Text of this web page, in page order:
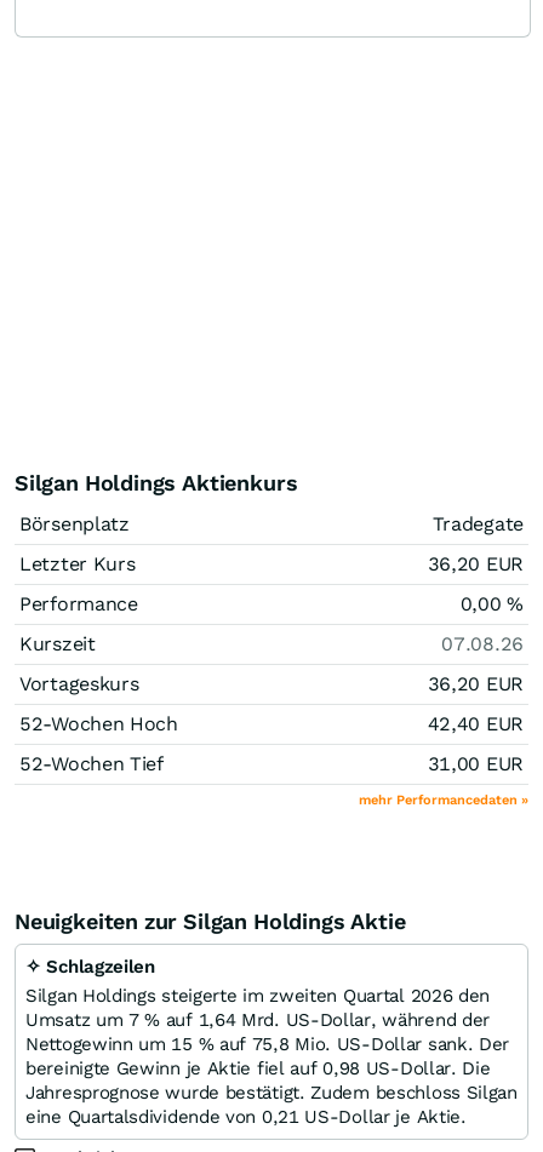
Silgan Holdings Aktienkurs
Börsenplatz
Tradegate
Letzter Kurs
36,20 EUR
Performance
0,00%
Kurszeit
07.08.26
Vortageskurs
36,20 EUR
52-Wochen Hoch
42,40 EUR
52-Wochen Tief
31,00 EUR
mehr Performancedaten »
Neuigkeiten zur Silgan Holdings Aktie
✧ Schlagzeilen
Silgan Holdings steigerte im zweiten Quartal 2026 den
Umsatz um 7 % auf 1,64 Mrd. US-Dollar, während der
Nettogewinn um 15 % auf 75,8 Mio. US-Dollar sank. Der
bereinigte Gewinn je Aktie fiel auf 0,98 US-Dollar. Die
Jahresprognose wurde bestätigt. Zudem beschloss Silgan
eine Quartalsdividende von 0,21 US-Dollar je Aktie.